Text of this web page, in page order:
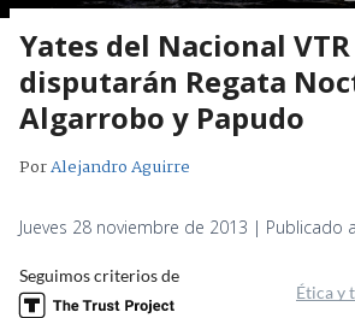
Yates del Nacional
disputarán Regata
Algarrobo y Papudo
PorAlejandro Aguirre
Jueves 28 noviembre de 2013 | Publicado
Seguimos criterios de
Ética y